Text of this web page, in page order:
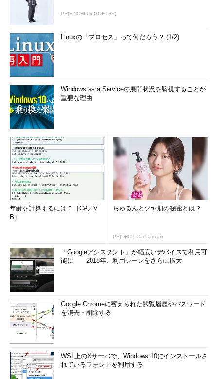
PR(FINCHI on GOETHE)
Linuxの「プロセス」って何だろう？ (1/2)
Windows as a Serviceの展開状況を監視することが
重要な理由
年齢を計算するには？［C#／V
B］
ちゅるんとツヤ肌の秘密とは？
PR(DHC｜CanCam.jp)
「Googleアシスタント」が幅広いデバイスで利用可
能に――2018年、利用シーンをさらに拡大
Google Chromeに蓄えられた閲覧履歴やパスワード
を消去・削除する
WSL上のXサーバで、Windows 10にインストールさ
れているフォントを利用する